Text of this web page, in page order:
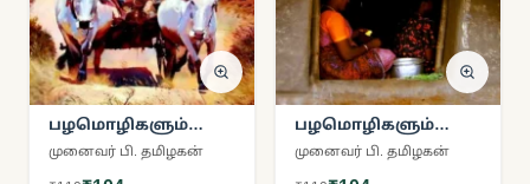
பழமொழிகளும்
தமிழர் வாழ்வியலும்
முனைவர் பி. தமிழகன்
பழமொழிகளும்
வாழ்வியலும்
முனைவர் பி. தமிழகன்